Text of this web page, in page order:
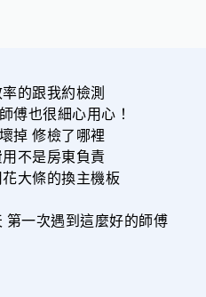
的跟我約檢測
傅也很細心用心！
掉 修檢了哪裡
不是房東負責
大條的換主機板
第一次遇到這麼好的師傅